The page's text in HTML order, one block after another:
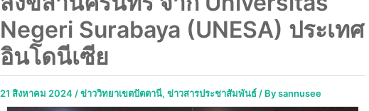
Negeri Surabaya (UNESA) ประเทศ
อินโดนีเซีย
21 สิงหาคม 2024 /ข่าววิทยาเขตปัตตานี, ข่าวสารประชาสัมพันธ์ / Bysannusee